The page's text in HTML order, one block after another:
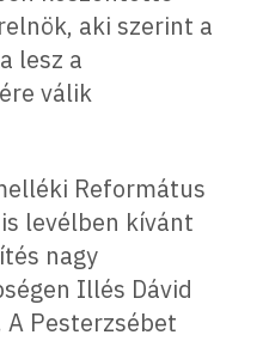
aki szerint a
lesz a
válik
Református
levélben kívánt
nagy
Illés Dávid
Pesterzsébet